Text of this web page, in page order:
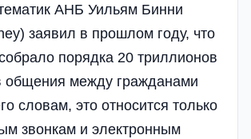
АНБ Уильям Бинни
заявил в прошлом году, что
порядка 20 триллионов
общения между гражданами
словам, это относится только
звонкам и электронным